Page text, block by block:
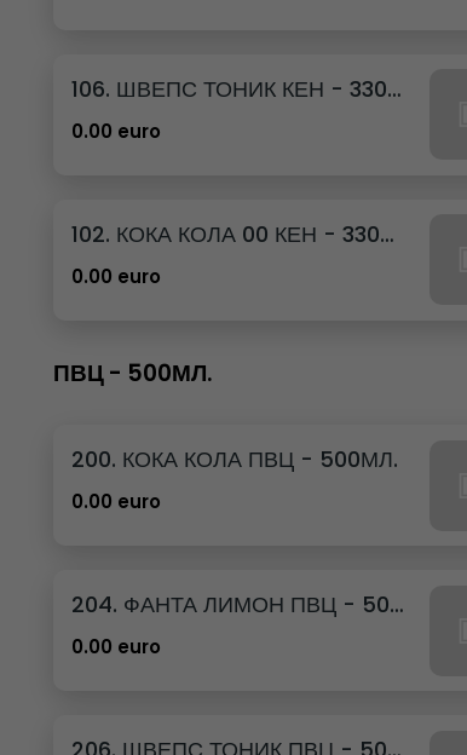
106. ШВЕПС ТОНИК КЕН - 330МЛ.
0.00 euro
102. КОКА КОЛА 00 КЕН - 330МЛ.
0.00 euro
ПВЦ - 500МЛ.
200. КОКА КОЛА ПВЦ - 500МЛ.
0.00 euro
204. ФАНТА ЛИМОН ПВЦ - 500МЛ.
0.00 euro